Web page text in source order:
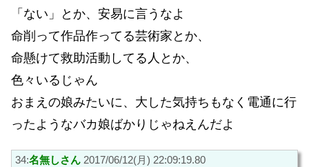
「ない」とか、安易に言うなよ
命削って作品作ってる芸術家とか、
命懸けて救助活動してる人とか、
色々いるじゃん
おまえの娘みたいに、大した気持ちもなく電通に行
ったようなバカ娘ばかりじゃねえんだよ
34:名無しさん 2017/06/12(月) 22:09:19.80